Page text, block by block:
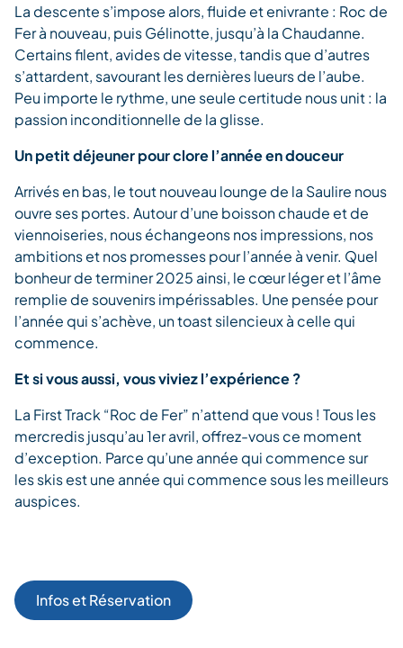
La descente s’impose alors, fluide et enivrante : Roc de
Fer à nouveau, puis Gélinotte, jusqu’à la Chaudanne.
Certains filent, avides de vitesse, tandis que d’autres
s’attardent, savourant les dernières lueurs de l’aube.
Peu importe le rythme, une seule certitude nous unit : la
passion inconditionnelle de la glisse.
Un petit déjeuner pour clore l’année en douceur
Arrivés en bas, le tout nouveau lounge de la Saulire nous
ouvre ses portes. Autour d’une boisson chaude et de
viennoiseries, nous échangeons nos impressions, nos
ambitions et nos promesses pour l’année à venir. Quel
bonheur de terminer 2025 ainsi, le cœur léger et l’âme
remplie de souvenirs impérissables. Une pensée pour
l’année qui s’achève, un toast silencieux à celle qui
commence.
Et si vous aussi, vous viviez l’expérience ?
La First Track “Roc de Fer” n’attend que vous ! Tous les
mercredis jusqu’au 1er avril, offrez-vous ce moment
d’exception. Parce qu’une année qui commence sur
les skis est une année qui commence sous les meilleurs
auspices.
Infos et Réservation